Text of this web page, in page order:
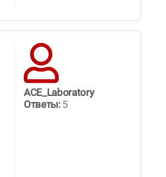
ACE_Laboratory
Ответы:5